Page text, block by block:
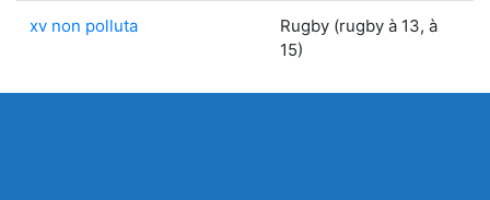
xv non polluta
Rugby (rugby à 13, à
15)